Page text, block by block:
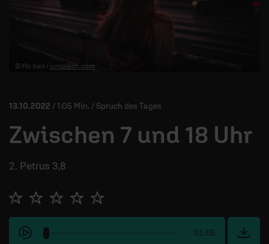
MITMACHEN
ÜBER UNS
© Flo Karr / unsplash.com
13.10.2022 / 1:05 Min. / Spruch des Tages
Zwischen 7 und 18 Uhr
2. Petrus 3,8
01:05